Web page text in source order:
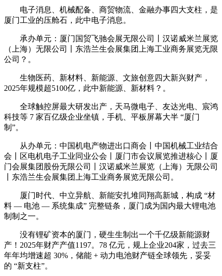
电子消息、机械配备、商贸物流、金融办事四大支柱，是
厦门工业的压舱石，此中电子消息。
承办单元：厦门国贸飞驰会展无限公司丨汉诺威米兰展览
（上海）无限公司丨东浩兰生会展集团上海工业商务展览无限
公司？。
生物医药、新材料、新能源、文旅创意四大新兴财产，
2025年规模超5100亿，此中新能源、新材料？。
全球触控屏最大研发出产，天马微电子、友达光电、宸鸿
科技等 7 家百亿级企业坐镇，手机、平板屏幕大半 “厦门
制”。
从办单元：中国机电产物进出口商会丨中国机械工业结合
会丨区电机电子工业同业公会丨厦门市会议展览推进核心丨厦
门会展集团股份无限公司丨汉诺威米兰展览（上海）无限公司
丨东浩兰生会展集团上海工业商务展览无限公司。
厦门时代、中立异航、新能安扎堆同翔高新城，构成 “材
料 — 电池 — 系统集成” 完整链条，厦门成为国内最大锂电池
制制之一。
没有锂矿资本的厦门，硬生生制出一个千亿级新能源财
产！2025年财产产值1197。78 亿元，规上企业204家，过去三
年年均增速超 30%，储能 + 动力电池财产链全球领先，妥妥
的 “新支柱”。